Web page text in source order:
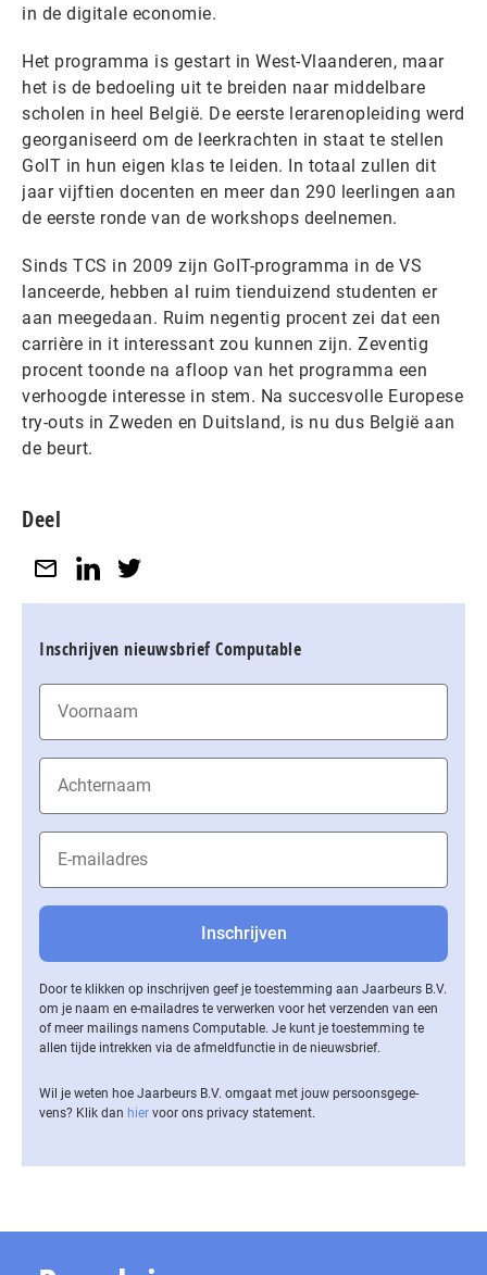
in de digitale economie.
Het programma is gestart in West-Vlaanderen, maar
het is de bedoeling uit te breiden naar middelbare
scholen in heel België. De eerste lerarenopleiding werd
georganiseerd om de leerkrachten in staat te stellen
GoIT in hun eigen klas te leiden. In totaal zullen dit
jaar vijftien docenten en meer dan 290 leerlingen aan
de eerste ronde van de workshops deelnemen.
Sinds TCS in 2009 zijn GoIT-programma in de VS
lanceerde, hebben al ruim tienduizend studenten er
aan meegedaan. Ruim negentig procent zei dat een
carrière in it interessant zou kunnen zijn. Zeventig
procent toonde na afloop van het programma een
verhoogde interesse in stem. Na succesvolle Europese
try-outs in Zweden en Duitsland, is nu dus België aan
de beurt.
Deel
Inschrijven nieuwsbrief Computable
Door te klikken op inschrijven geef je toestemming aan Jaarbeurs B.V.
om je naam en e-mailadres te verwerken voor het verzenden van een
of meer mailings namens Computable. Je kunt je toestemming te
allen tijde intrekken via de af­meld­func­tie in de nieuwsbrief.
Wil je weten hoe Jaarbeurs B.V. omgaat met jouw per­soons­ge­ge­
vens? Klik dan hier voor ons privacy statement.